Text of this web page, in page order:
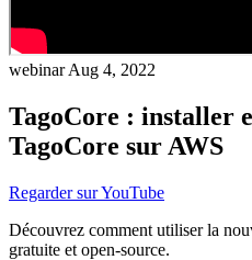
webinarAug 4, 2022
TagoCore : installer
TagoCore sur AWS
Regarder sur YouTube
Découvrez comment utiliser la
gratuite et open-source.